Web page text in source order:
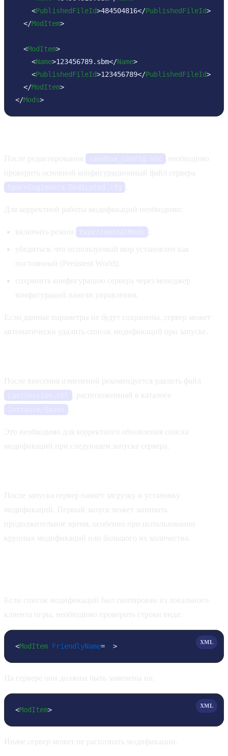
<PublishedFileId>484504816</PublishedFileId>
</ModItem>
<ModItem>
<Name>123456789.sbm</Name>
<PublishedFileId>123456789</PublishedFileId>
</ModItem>
</Mods>
После редактирования
необходимо
проверить основной конфигурационный файл сервера
Для корректной работы модификаций необходимо:
включить режим
убедиться, что используемый мир установлен как
постоянный (Persistent World);
сохранить конфигурацию сервера через менеджер
конфигураций панели управления.
Если данные параметры не будут сохранены, сервер может
автоматически удалить список модификаций при запуске.
После внесения изменений рекомендуется удалить файл
, расположенный в каталоге
Это необходимо для корректного обновления списка
модификаций при следующем запуске сервера.
После запуска сервер начнёт загрузку и установку
модификаций. Первый запуск может занимать
продолжительное время, особенно при использовании
крупных модификаций или большого их количества.
Если список модификаций был скопирован из локального
клиента игры, необходимо проверить строки вида:
XML
<ModItem FriendlyName= "">
На сервере они должны быть заменены на:
XML
<ModItem>
Иначе сервер может не распознать модификации.